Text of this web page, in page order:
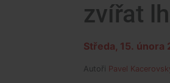
zvířat
Středa, 15. února
Autoři Pavel